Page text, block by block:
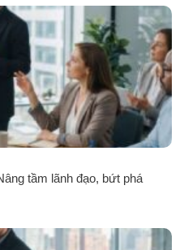
tầm lãnh đạo, bứt phá